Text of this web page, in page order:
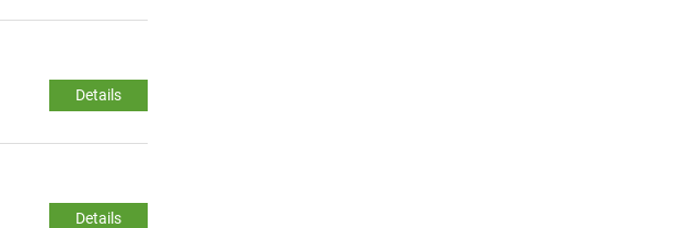
Details
Details